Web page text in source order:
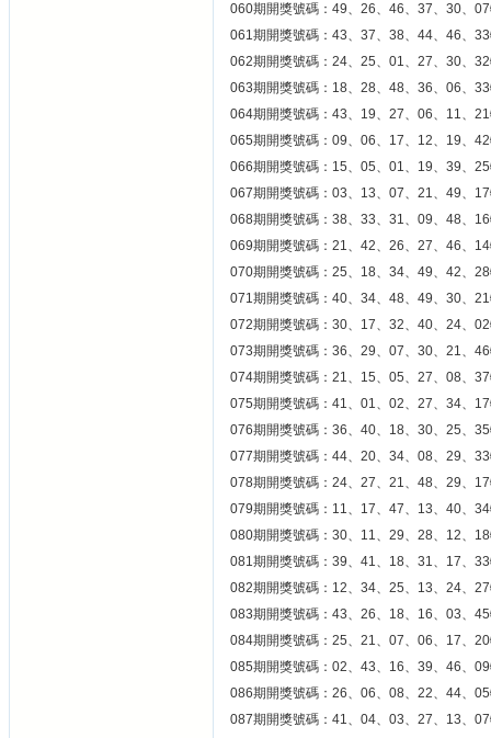
060期開獎號碼：49、26、46、37、30、
061期開獎號碼：43、37、38、44、46、
062期開獎號碼：24、25、01、27、30、
063期開獎號碼：18、28、48、36、06、
064期開獎號碼：43、19、27、06、11、
065期開獎號碼：09、06、17、12、19、
066期開獎號碼：15、05、01、19、39、
067期開獎號碼：03、13、07、21、49、
068期開獎號碼：38、33、31、09、48、
069期開獎號碼：21、42、26、27、46、
070期開獎號碼：25、18、34、49、42、
071期開獎號碼：40、34、48、49、30、
072期開獎號碼：30、17、32、40、24、
073期開獎號碼：36、29、07、30、21、
074期開獎號碼：21、15、05、27、08、
075期開獎號碼：41、01、02、27、34、
076期開獎號碼：36、40、18、30、25、
077期開獎號碼：44、20、34、08、29、
078期開獎號碼：24、27、21、48、29、
079期開獎號碼：11、17、47、13、40、
080期開獎號碼：30、11、29、28、12、
081期開獎號碼：39、41、18、31、17、
082期開獎號碼：12、34、25、13、24、
083期開獎號碼：43、26、18、16、03、
084期開獎號碼：25、21、07、06、17、
085期開獎號碼：02、43、16、39、46、
086期開獎號碼：26、06、08、22、44、
087期開獎號碼：41、04、03、27、13、